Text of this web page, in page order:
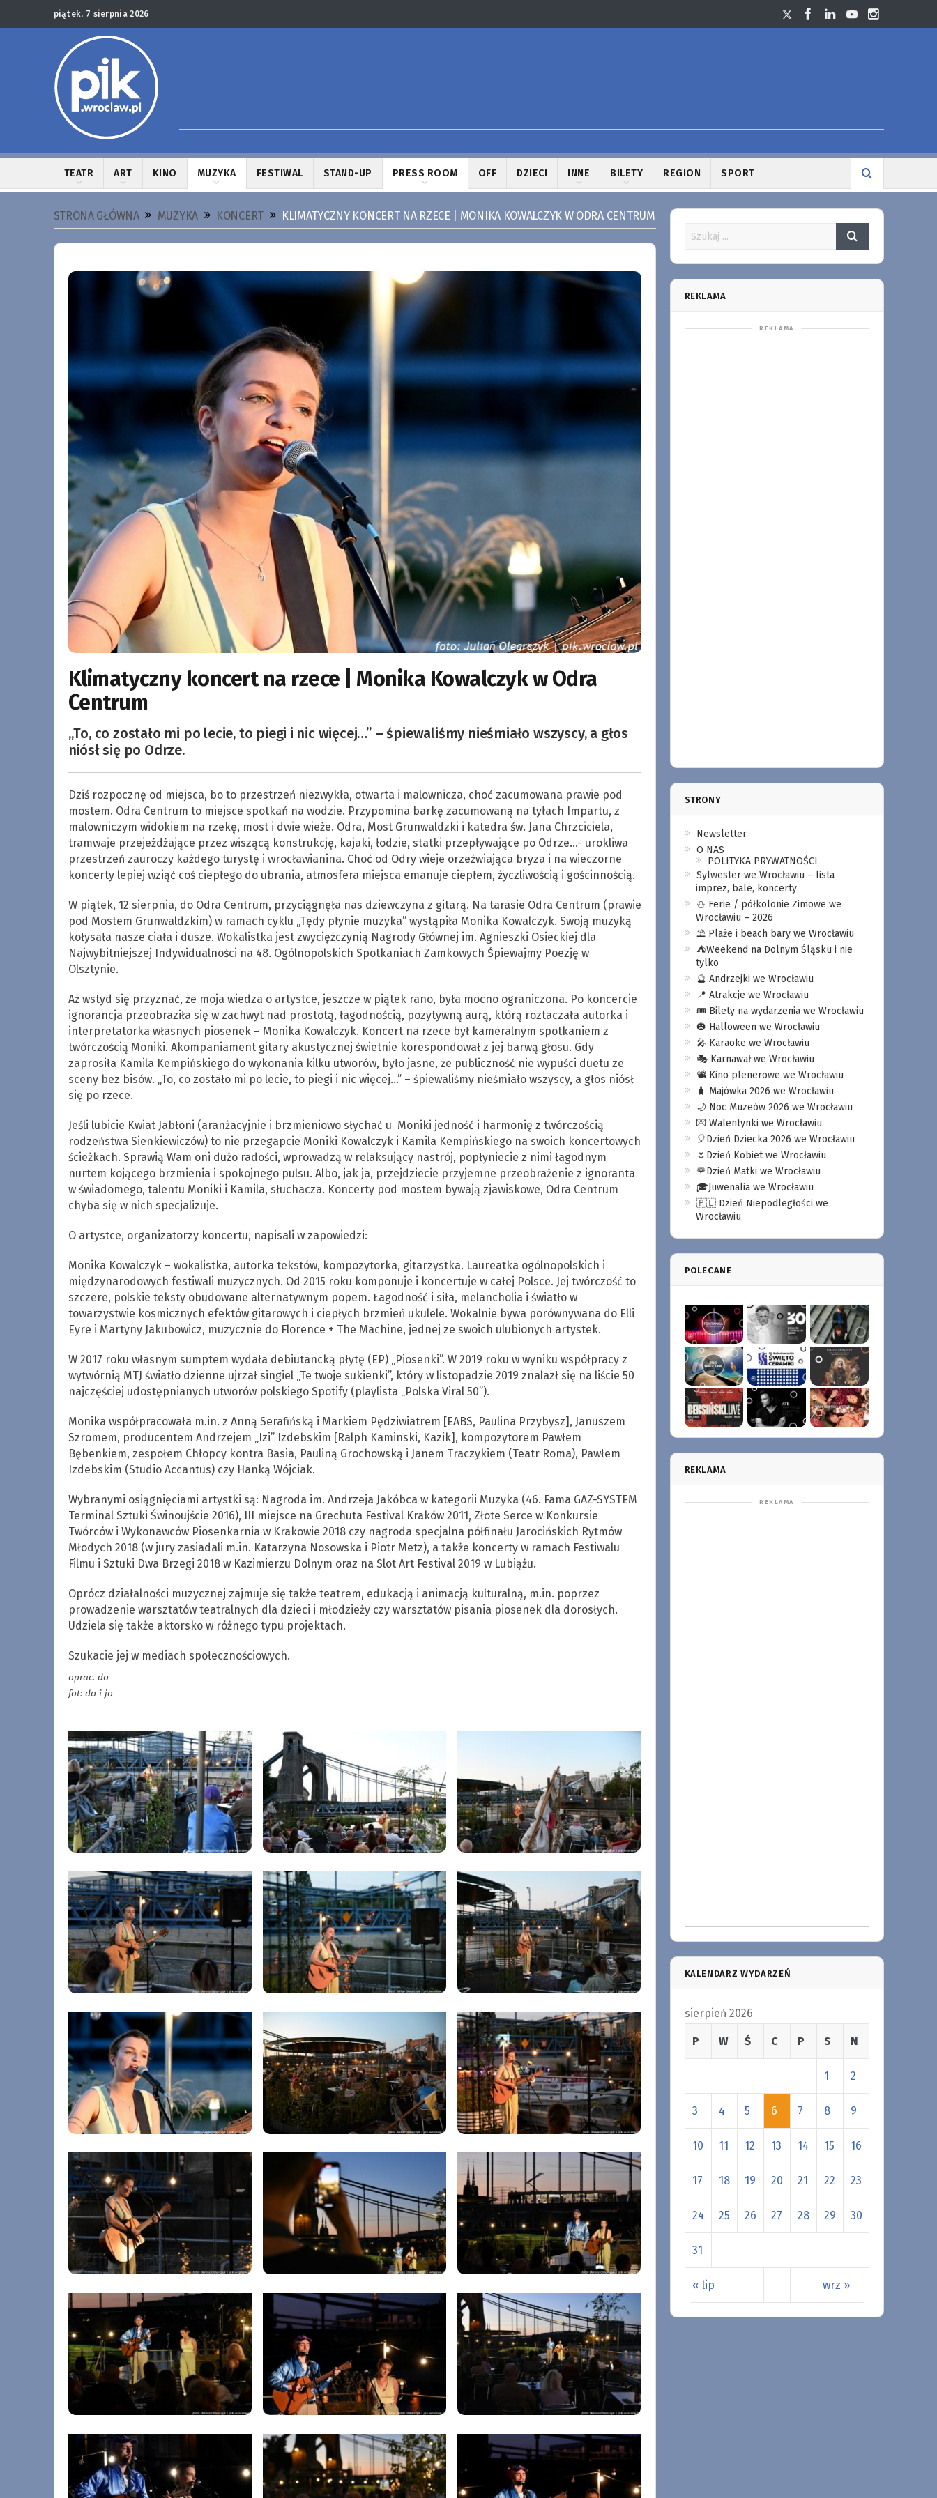
piątek, 7 sierpnia 2026
TEATR ART KINO MUZYKA FESTIWAL STAND-UP PRESS ROOM OFF DZIECI INNE BILETY REGION SPORT
STRONA GŁÓWNA MUZYKA KONCERT KLIMATYCZNY KONCERT NA RZECE | MONIKA KOWALCZYK W ODRA CENTRUM
Klimatyczny koncert na rzece | Monika Kowalczyk w Odra
Centrum
„To, co zostało mi po lecie, to piegi i nic więcej…” – śpiewaliśmy nieśmiało wszyscy, a głos
niósł się po Odrze.
Dziś rozpocznę od miejsca, bo to przestrzeń niezwykła, otwarta i malownicza, choć zacumowana prawie pod
mostem. Odra Centrum to miejsce spotkań na wodzie. Przypomina barkę zacumowaną na tyłach Impartu, z
malowniczym widokiem na rzekę, most i dwie wieże. Odra, Most Grunwaldzki i katedra św. Jana Chrzciciela,
tramwaje przejeżdżające przez wiszącą konstrukcję, kajaki, łodzie, statki przepływające po Odrze…- urokliwa
przestrzeń zauroczy każdego turystę i wrocławianina. Choć od Odry wieje orzeźwiająca bryza i na wieczorne
koncerty lepiej wziąć coś ciepłego do ubrania, atmosfera miejsca emanuje ciepłem, życzliwością i gościnnością.
W piątek, 12 sierpnia, do Odra Centrum, przyciągnęła nas dziewczyna z gitarą. Na tarasie Odra Centrum (prawie
pod Mostem Grunwaldzkim) w ramach cyklu „Tędy płynie muzyka” wystąpiła Monika Kowalczyk. Swoją muzyką
kołysała nasze ciała i dusze. Wokalistka jest zwyciężczynią Nagrody Głównej im. Agnieszki Osieckiej dla
Najwybitniejszej Indywidualności na 48. Ogólnopolskich Spotkaniach Zamkowych Śpiewajmy Poezję w
Olsztynie.
Aż wstyd się przyznać, że moja wiedza o artystce, jeszcze w piątek rano, była mocno ograniczona. Po koncercie
ignorancja przeobraziła się w zachwyt nad prostotą, łagodnością, pozytywną aurą, którą roztaczała autorka i
interpretatorka własnych piosenek – Monika Kowalczyk. Koncert na rzece był kameralnym spotkaniem z
twórczością Moniki. Akompaniament gitary akustycznej świetnie korespondował z jej barwą głosu. Gdy
zaprosiła Kamila Kempińskiego do wykonania kilku utworów, było jasne, że publiczność nie wypuści duetu ze
sceny bez bisów. „To, co zostało mi po lecie, to piegi i nic więcej…” – śpiewaliśmy nieśmiało wszyscy, a głos niósł
się po rzece.
Jeśli lubicie Kwiat Jabłoni (aranżacyjnie i brzmieniowo słychać u Moniki jedność i harmonię z twórczością
rodzeństwa Sienkiewiczów) to nie przegapcie Moniki Kowalczyk i Kamila Kempińskiego na swoich koncertowych
ścieżkach. Sprawią Wam oni dużo radości, wprowadzą w relaksujący nastrój, popłyniecie z nimi łagodnym
nurtem kojącego brzmienia i spokojnego pulsu. Albo, jak ja, przejdziecie przyjemne przeobrażenie z ignoranta
w świadomego, talentu Moniki i Kamila, słuchacza. Koncerty pod mostem bywają zjawiskowe, Odra Centrum
chyba się w nich specjalizuje.
O artystce, organizatorzy koncertu, napisali w zapowiedzi:
Monika Kowalczyk – wokalistka, autorka tekstów, kompozytorka, gitarzystka. Laureatka ogólnopolskich i
międzynarodowych festiwali muzycznych. Od 2015 roku komponuje i koncertuje w całej Polsce. Jej twórczość to
szczere, polskie teksty obudowane alternatywnym popem. Łagodność i siła, melancholia i światło w
towarzystwie kosmicznych efektów gitarowych i ciepłych brzmień ukulele. Wokalnie bywa porównywana do Elli
Eyre i Martyny Jakubowicz, muzycznie do Florence + The Machine, jednej ze swoich ulubionych artystek.
W 2017 roku własnym sumptem wydała debiutancką płytę (EP) „Piosenki”. W 2019 roku w wyniku współpracy z
wytwórnią MTJ światło dzienne ujrzał singiel „Te twoje sukienki”, który w listopadzie 2019 znalazł się na liście 50
najczęściej udostępnianych utworów polskiego Spotify (playlista „Polska Viral 50”).
Monika współpracowała m.in. z Anną Serafińską i Markiem Pędziwiatrem [EABS, Paulina Przybysz], Januszem
Szromem, producentem Andrzejem „Izi” Izdebskim [Ralph Kaminski, Kazik], kompozytorem Pawłem
Bębenkiem, zespołem Chłopcy kontra Basia, Pauliną Grochowską i Janem Traczykiem (Teatr Roma), Pawłem
Izdebskim (Studio Accantus) czy Hanką Wójciak.
Wybranymi osiągnięciami artystki są: Nagroda im. Andrzeja Jakóbca w kategorii Muzyka (46. Fama GAZ-SYSTEM
Terminal Sztuki Świnoujście 2016), III miejsce na Grechuta Festival Kraków 2011, Złote Serce w Konkursie
Twórców i Wykonawców Piosenkarnia w Krakowie 2018 czy nagroda specjalna półfinału Jarocińskich Rytmów
Młodych 2018 (w jury zasiadali m.in. Katarzyna Nosowska i Piotr Metz), a także koncerty w ramach Festiwalu
Filmu i Sztuki Dwa Brzegi 2018 w Kazimierzu Dolnym oraz na Slot Art Festival 2019 w Lubiążu.
Oprócz działalności muzycznej zajmuje się także teatrem, edukacją i animacją kulturalną, m.in. poprzez
prowadzenie warsztatów teatralnych dla dzieci i młodzieży czy warsztatów pisania piosenek dla dorosłych.
Udziela się także aktorsko w różnego typu projektach.
Szukacie jej w mediach społecznościowych.
oprac. do
fot: do i jo
REKLAMA
STRONY
Newsletter
O NAS
POLITYKA PRYWATNOŚCI
Sylwester we Wrocławiu – lista
imprez, bale, koncerty
⛄️ Ferie / półkolonie Zimowe we
Wrocławiu – 2026
⛱️ Plaże i beach bary we Wrocławiu
⛺️Weekend na Dolnym Śląsku i nie
tylko
🔮 Andrzejki we Wrocławiu
📍 Atrakcje we Wrocławiu
🎟️ Bilety na wydarzenia we Wrocławiu
🎃 Halloween we Wrocławiu
🎤 Karaoke we Wrocławiu
🎭 Karnawał we Wrocławiu
📽️ Kino plenerowe we Wrocławiu
🧳 Majówka 2026 we Wrocławiu
🌙 Noc Muzeów 2026 we Wrocławiu
💌 Walentynki we Wrocławiu
🎈Dzień Dziecka 2026 we Wrocławiu
🌷Dzień Kobiet we Wrocławiu
🌹Dzień Matki we Wrocławiu
🎓Juwenalia we Wrocławiu
🇵🇱 Dzień Niepodległości we
Wrocławiu
POLECANE
REKLAMA
KALENDARZ WYDARZEŃ
sierpień 2026
P W Ś C P S N
« lip wrz »
1 2
3 4 5 6 7 8 9
10 11 12 13 14 15 16
17 18 19 20 21 22 23
24 25 26 27 28 29 30
31